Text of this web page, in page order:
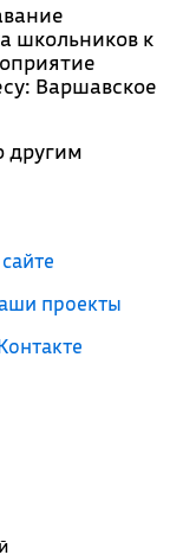
школьников к
Варшавское
другим
проекты